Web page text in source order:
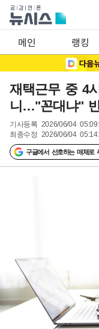
메인 랭킹
재택근무 중 4
니…"꼰대냐"
기사등록 2026/06/04
최종수정 2026/06/04
구글에서 선호하는 매체로